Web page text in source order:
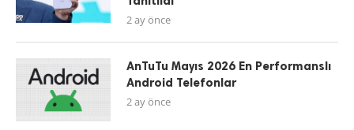
2 ay önce
AnTuTu Mayıs 2026 En Performanslı
Android Telefonlar
2 ay önce